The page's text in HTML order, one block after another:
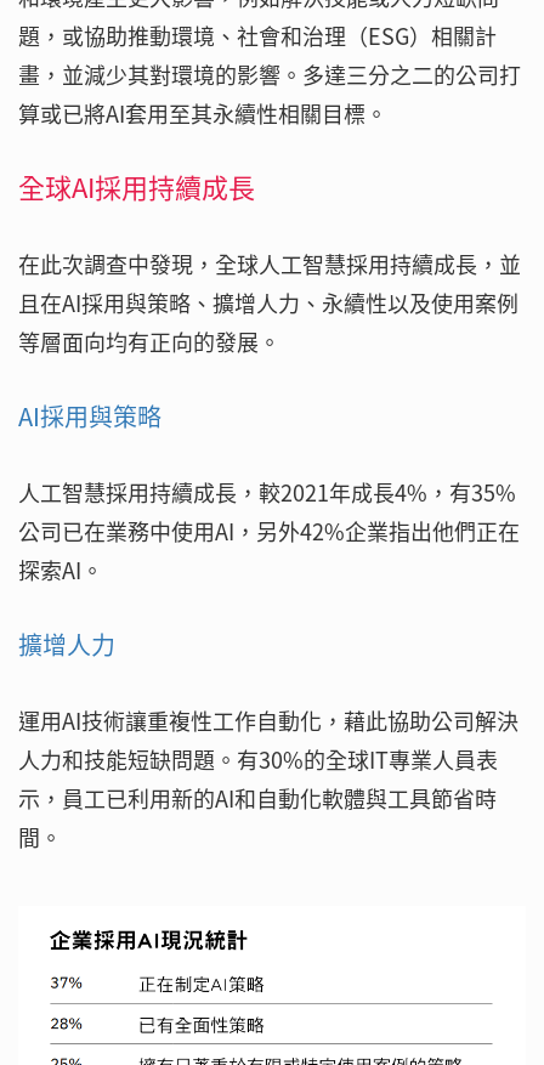
題，或協助推動環境、社會和治理（ESG）相關計
畫，並減少其對環境的影響。多達三分之二的公司打
算或已將AI套用至其永續性相關目標。
全球AI採用持續成長
在此次調查中發現，全球人工智慧採用持續成長，並
且在AI採用與策略、擴增人力、永續性以及使用案例
等層面向均有正向的發展。
AI採用與策略
人工智慧採用持續成長，較2021年成長4%，有35%
公司已在業務中使用AI，另外42%企業指出他們正在
探索AI。
擴增人力
運用AI技術讓重複性工作自動化，藉此協助公司解決
人力和技能短缺問題。有30%的全球IT專業人員表
示，員工已利用新的AI和自動化軟體與工具節省時
間。